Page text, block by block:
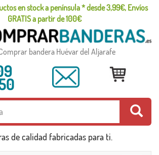
en stock a península * desde 3,99€, Envíos
GRATIS a partir de 100€
bandera Huévar del Aljarafe
de calidad fabricadas para ti.